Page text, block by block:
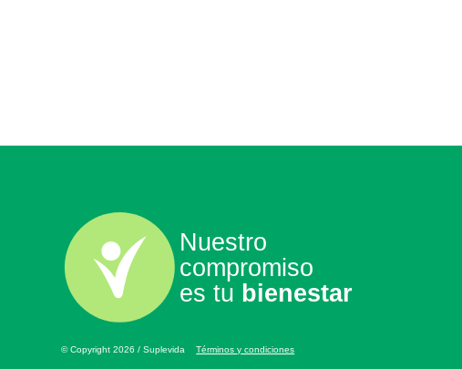
Nuestro
compromiso
es tu bienestar
© Copyright 2026 / SuplevidaTérminos y condiciones